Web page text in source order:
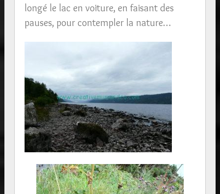
longé le lac en voiture, en faisant des
pauses, pour contempler la nature…